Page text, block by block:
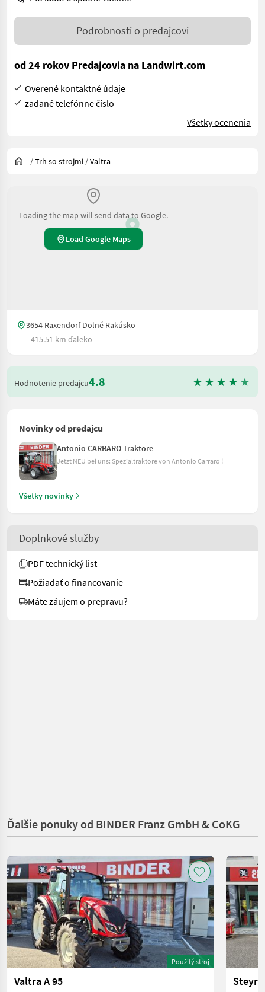
Podrobnosti o predajcovi
od 24 rokov Predajcovia na Landwirt.com
Overené kontaktné údaje
zadané telefónne číslo
Všetky ocenenia
/Trh so strojmi /Valtra
Loading the map will send data to Google.
Load Google Maps
3654 Raxendorf Dolné Rakúsko
415.51 km ďaleko
Hodnotenie predajcu4.8
Novinky od predajcu
Antonio CARRARO Traktore
Jetzt NEU bei uns: Spezialtraktore von Antonio Carraro !
Všetky novinky
Doplnkové služby
PDF technický list
Požiadať o financovanie
Máte záujem o prepravu?
Ďalšie ponuky od BINDER Franz GmbH & CoKG
Použitý stroj
Valtra A 95
Steyr